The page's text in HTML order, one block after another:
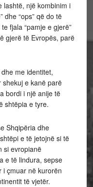
lashtë, një kombinim i
dhe “ops” që do të
fjala “pamje e gjerë”
gjerë të Evropës, parë
me identitet,
e kanë parë
bordi i një anije të
shtëpia e tyre.
Shqipëria dhe
e të jetojnë si të
si evropianë
e të lindura, sepse
i çmuar në kurorën
të vjetër.